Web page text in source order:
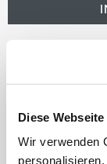
Diese
Wir verwenden